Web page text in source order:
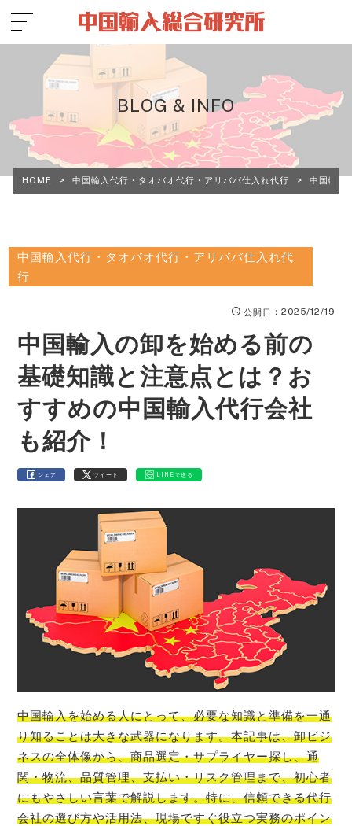
BLOG & INFO
HOME > 中国輸入代行・タオバオ代行・アリババ仕入れ代行 > 中国輸入
中国輸入代行・タオバオ代行・アリババ仕入れ代
行
公開日 ：2025/12/19
中国輸入の卸を始める前の
基礎知識と注意点とは？お
すすめの中国輸入代行会社
も紹介！
シェア ツイート LINEで送る
中国輸入を始める人にとって、必要な知識と準備を一通
り知ることは大きな武器になります。本記事は、卸ビジ
ネスの全体像から、商品選定・サプライヤー探し、通
関・物流、品質管理、支払い・リスク管理まで、初心者
にもやさしい言葉で解説します。特に、信頼できる代行
会社の選び方や活用法、現場ですぐ役立つ実務のポイン